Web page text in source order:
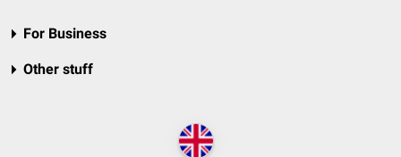
For Business
Other stuff